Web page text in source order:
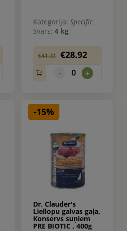
Kategorija: Specific
Svars: 4 kg
€41.31 €28.92
- 0 +
-15%
Dr. Clauder's
Liellopu galvas gaļa,
Konservs suņiem
PRE BIOTIC , 400g